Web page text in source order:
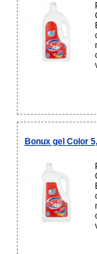
Bonux gel Color